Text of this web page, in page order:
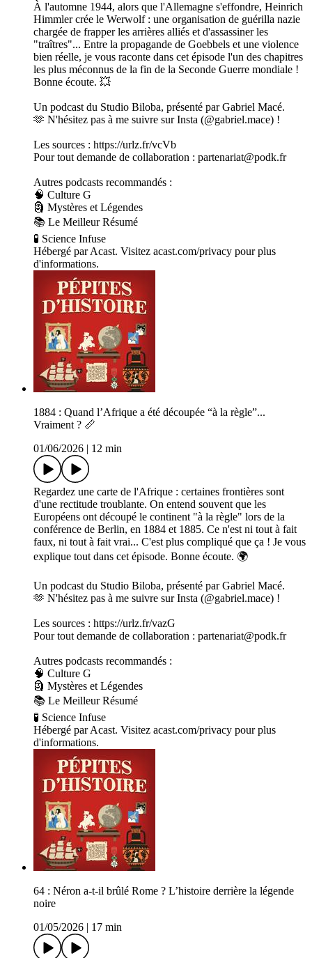
À l'automne 1944, alors que l'Allemagne s'effondre, Heinrich
Himmler crée le Werwolf : une organisation de guérilla nazie
chargée de frapper les arrières alliés et d'assassiner les
"traîtres"... Entre la propagande de Goebbels et une violence
bien réelle, je vous raconte dans cet épisode l'un des chapitres
les plus méconnus de la fin de la Seconde Guerre mondiale !
Bonne écoute. 💥
Un podcast du Studio Biloba, présenté par Gabriel Macé.
🫶 N'hésitez pas à me suivre sur Insta (@gabriel.mace) !
Les sources : https://urlz.fr/vcVb
Pour tout demande de collaboration : partenariat@podk.fr
Autres podcasts recommandés :
🧠 Culture G
🗿 Mystères et Légendes
📚 Le Meilleur Résumé
🧪 Science Infuse
Hébergé par Acast. Visitez acast.com/privacy pour plus
d'informations.
1884 : Quand l’Afrique a été découpée “à la règle”...
Vraiment ? 📏
01/06/2026
12 min
Regardez une carte de l'Afrique : certaines frontières sont
d'une rectitude troublante. On entend souvent que les
Européens ont découpé le continent "à la règle" lors de la
conférence de Berlin, en 1884 et 1885. Ce n'est ni tout à fait
faux, ni tout à fait vrai... C'est plus compliqué que ça ! Je vous
explique tout dans cet épisode. Bonne écoute. 🌍
Un podcast du Studio Biloba, présenté par Gabriel Macé.
🫶 N'hésitez pas à me suivre sur Insta (@gabriel.mace) !
Les sources : https://urlz.fr/vazG
Pour tout demande de collaboration : partenariat@podk.fr
Autres podcasts recommandés :
🧠 Culture G
🗿 Mystères et Légendes
📚 Le Meilleur Résumé
🧪 Science Infuse
Hébergé par Acast. Visitez acast.com/privacy pour plus
d'informations.
64 : Néron a-t-il brûlé Rome ? L’histoire derrière la légende
noire
01/05/2026
17 min